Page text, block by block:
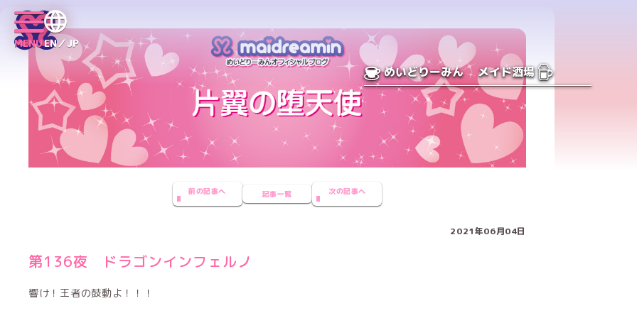
MENUEN／JP
めいどりーみん メイド酒場
前の記事へ 記事一覧 次の記事へ
2021年06月04日
第136夜 ドラゴンインフェルノ
響け！王者の鼓動よ！！！